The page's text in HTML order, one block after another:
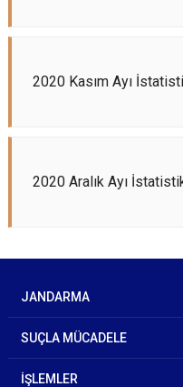
2020 Kasım Ayı
2020 Aralık Ayı
JANDARMA
SUÇLA MÜCADELE
İŞLEMLER